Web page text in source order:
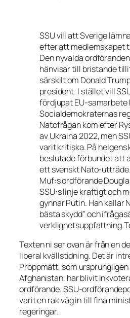
SSU vill att Sverige
efter att medlemskapet
Den nyvalda
hänvisar till bristande
särskilt om Donald
president. I stället vill
fördjupat EU-samarbete
Socialdemokraternas
Natofrågan kom efter
av Ukraina 2022, men
varit kritiska. På helgens
beslutade förbundet att
ett svenskt Nato-utträde.
Muf:s ordförande
SSU:s linje kraftigt och
gynnar Putin. Han kallar
bästa skydd” och
Texten ni ser ovan är från en
liberal kvällstidning. Det är
Proppmätt, som
Afghanistan, har blivit
ordförande. SSU-
varit en rak väg in till fina
regeringar.